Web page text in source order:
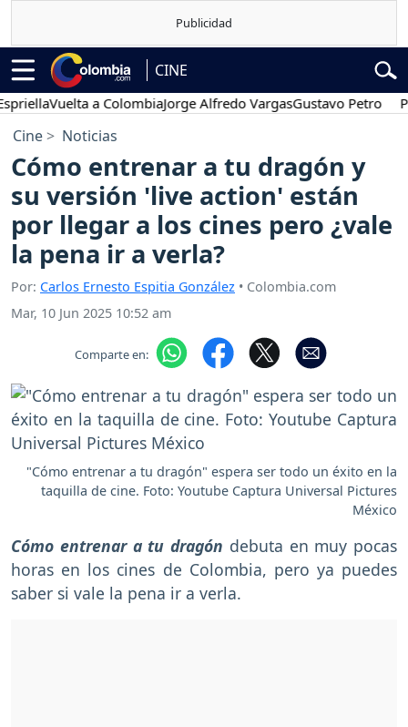
CINE
Vuelta a ColombiaJorge Alfredo VargasGustavo Petro
Cine Noticias
Cómo entrenar a tu dragón y
su versión 'live action' están
por llegar a los cines pero ¿vale
la pena ir a verla?
Por: Carlos Ernesto Espitia González • Colombia.com
Mar, 10 Jun 2025 10:52 am
Comparte en:
"Cómo entrenar a tu dragón" espera ser todo un éxito en la
taquilla de cine. Foto: Youtube Captura Universal Pictures
México
Cómo entrenar a tu dragón debuta en muy pocas
horas en los cines de Colombia, pero ya puedes
saber si vale la pena ir a verla.